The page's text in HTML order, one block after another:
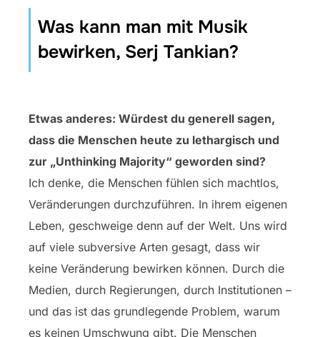
Was kann man mit Musik
bewirken, Serj Tankian?
Etwas anderes: Würdest du generell sagen,
dass die Menschen heute zu lethargisch und
zur „Unthinking Majority“ geworden sind?
Ich denke, die Menschen fühlen sich machtlos,
Veränderungen durchzuführen. In ihrem eigenen
Leben, geschweige denn auf der Welt. Uns wird
auf viele subversive Arten gesagt, dass wir
keine Veränderung bewirken können. Durch die
Medien, durch Regierungen, durch Institutionen –
und das ist das grundlegende Problem, warum
es keinen Umschwung gibt. Die Menschen